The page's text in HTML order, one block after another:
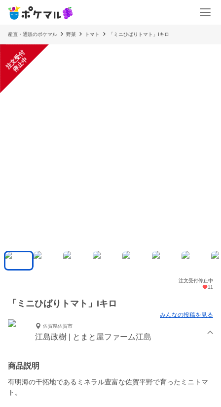
産直・通販のポケマル 野菜 トマト 「ミニひばりトマト」Iキロ
注
文
受
付
停
止
中
注文受付停止中
11
「ミニひばりトマト」Iキロ
みんなの投稿を見る
佐賀県佐賀市
江島政樹 | とまと屋ファーム江島
商品説明
有明海の干拓地であるミネラル豊富な佐賀平野で育ったミニトマ
ト。